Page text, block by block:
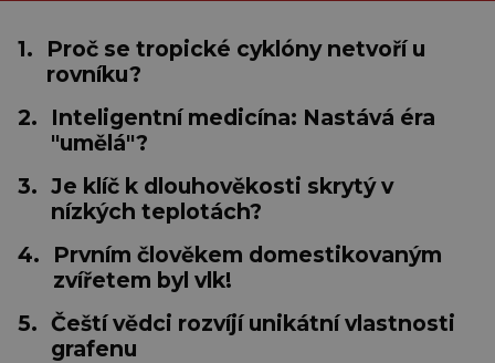
1.
Proč se tropické cyklóny netvoří u
rovníku?
2.
Inteligentní medicína: Nastává éra
"umělá"?
3. Je klíč k dlouhověkosti skrytý v
nízkých teplotách?
4.
Prvním člověkem domestikovaným
zvířetem byl vlk!
5. Čeští vědci rozvíjí unikátní vlastnosti
grafenu